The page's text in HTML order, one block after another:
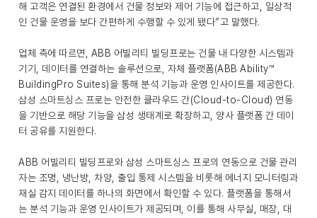
해 고객은 연결된 환경에서 건물 정보와 제어 기능에 접근하고, 일상적
인 건물 운영을 보다 간편하게 수행할 수 있게 됐다”고 말했다.
업체 측에 따르면, ABB 어빌리티 빌딩프로는 건물 내 다양한 시스템과
기기, 데이터를 연결하는 솔루션으로, 자체 플랫폼(ABB Ability™
BuildingPro Suites)을 통해 분석 기능과 운영 인사이트를 제공한다.
삼성 스마트싱스 프로는 안전한 클라우드 간(Cloud-to-Cloud) 연동
을 기반으로 해당 기능을 삼성 생태계로 확장하고, 양사 플랫폼 간 데이
터 공유를 지원한다.
ABB 어빌리티 빌딩프로와 삼성 스마트싱스 프로의 연동으로 건물 관리
자는 조명, 냉난방, 차양, 출입 통제 시스템을 비롯해 에너지 모니터링과
재실 감지 데이터를 하나의 화면에서 확인할 수 있다. 플랫폼을 통해서
는 분석 기능과 운영 인사이트가 제공되며, 이를 통해 사무실, 매장, 대